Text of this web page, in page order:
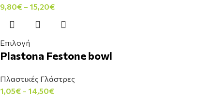
9,80€ – 15,20€
Επιλογή
Plastona Festone bowl
Πλαστικές Γλάστρες
1,05€ – 14,50€